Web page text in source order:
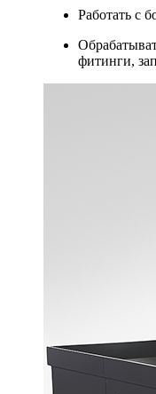
Работать с
фитинги,